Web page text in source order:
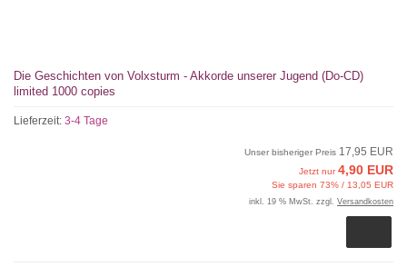
Die Geschichten von Volxsturm - Akkorde unserer Jugend (Do-CD)
limited 1000 copies
Lieferzeit: 3-4 Tage
Unser bisheriger Preis 17,95 EUR
Jetzt nur4,90 EUR
Sie sparen 73% / 13,05 EUR
inkl. 19 % MwSt. zzgl. Versandkosten